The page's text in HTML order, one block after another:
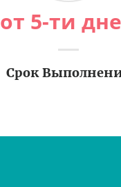
от 5-ти
Срок